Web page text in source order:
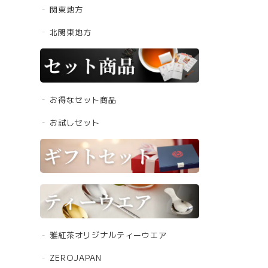
関東地方
北関東地方
お得なセット商品
お試しセット
雅紅茶オリジナルティーウエア
ZEROJAPAN